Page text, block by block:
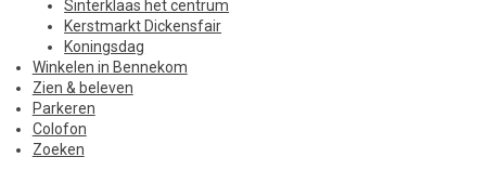
Sinterklaas het centrum
Kerstmarkt Dickensfair
Koningsdag
Winkelen in Bennekom
Zien & beleven
Parkeren
Colofon
Zoeken